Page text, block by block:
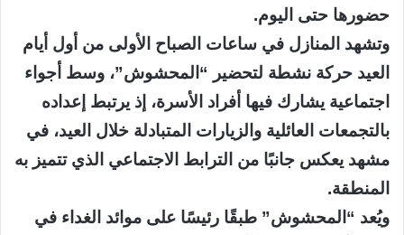
حضورها حتى اليوم.
وتشهد المنازل في ساعات الصباح الأولى من أول أيام
العيد حركة نشطة لتحضير “المحشوش”، وسط أجواء
اجتماعية يشارك فيها أفراد الأسرة، إذ يرتبط إعداده
بالتجمعات العائلية والزيارات المتبادلة خلال العيد، في
مشهد يعكس جانبًا من الترابط الاجتماعي الذي تتميز به
المنطقة.
ويُعد “المحشوش” طبقًا رئيسًا على موائد الغداء في